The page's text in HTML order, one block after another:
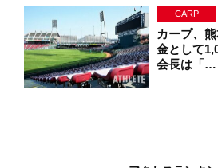
CARP
カープ、
金として
会長は「…